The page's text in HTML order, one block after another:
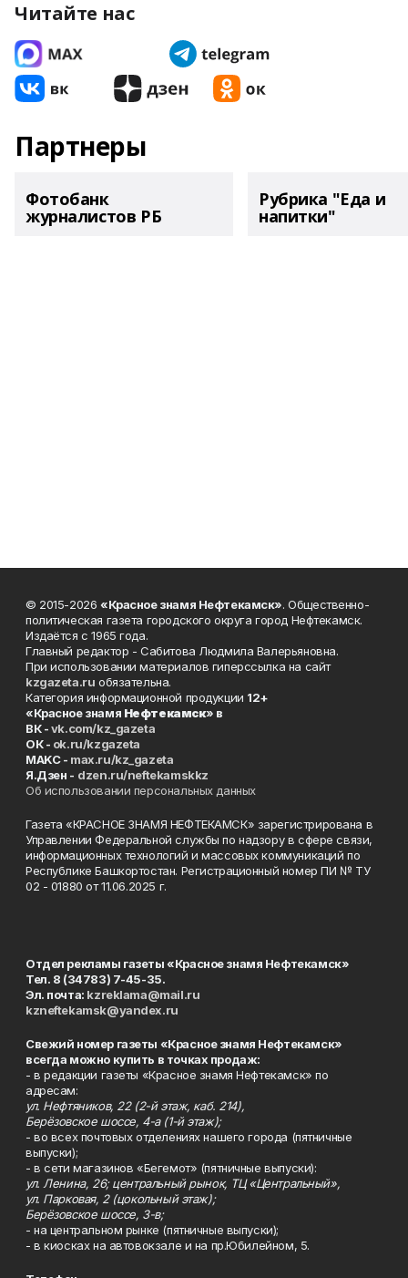
Читайте нас
Партнеры
Фотобанк
журналистов РБ
Рубрика "Еда и
напитки"
© 2015-2026 «Красное знамя Нефтекамск». Общественно-
политическая газета городского округа город Нефтекамск.
Издаётся с 1965 года.
Главный редактор - Сабитова Людмила Валерьяновна.
При использовании материалов гиперссылка на сайт
kzgazeta.ru обязательна.
Категория информационной продукции 12+
«Красное знамя Нефтекамск» в
ВК -vk.com/kz_gazeta
ОК - ok.ru/kzgazeta
MAKC - max.ru/kz_gazeta
Я.Дзен - dzen.ru/neftekamskkz
Об использовании персональных данных
Газета «КРАСНОЕ ЗНАМЯ НЕФТЕКАМСК» зарегистрирована в
Управлении Федеральной службы по надзору в сфере связи,
информационных технологий и массовых коммуникаций по
Республике Башкортостан. Регистрационный номер ПИ № ТУ
02 - 01880 от 11.06.2025 г.
Отдел рекламы газеты «Красное знамя Нефтекамск»
Тел. 8 (34783) 7-45-35.
Эл. почта: kzreklama@mail.ru
kzneftekamsk@yandex.ru
Свежий номер газеты «Красное знамя Нефтекамск»
всегда можно купить в точках продаж:
- в редакции газеты «Красное знамя Нефтекамск» по
адресам:
ул. Нефтяников, 22 (2-й этаж, каб. 214),
Берёзовское шоссе, 4-а (1-й этаж);
- во всех почтовых отделениях нашего города (пятничные
выпуски);
- в сети магазинов «Бегемот» (пятничные выпуски):
ул. Ленина, 26; центральный рынок, ТЦ «Центральный»,
ул. Парковая, 2 (цокольный этаж);
Берёзовское шоссе, 3-в;
- на центральном рынке (пятничные выпуски);
- в киосках на автовокзале и на пр.Юбилейном, 5.